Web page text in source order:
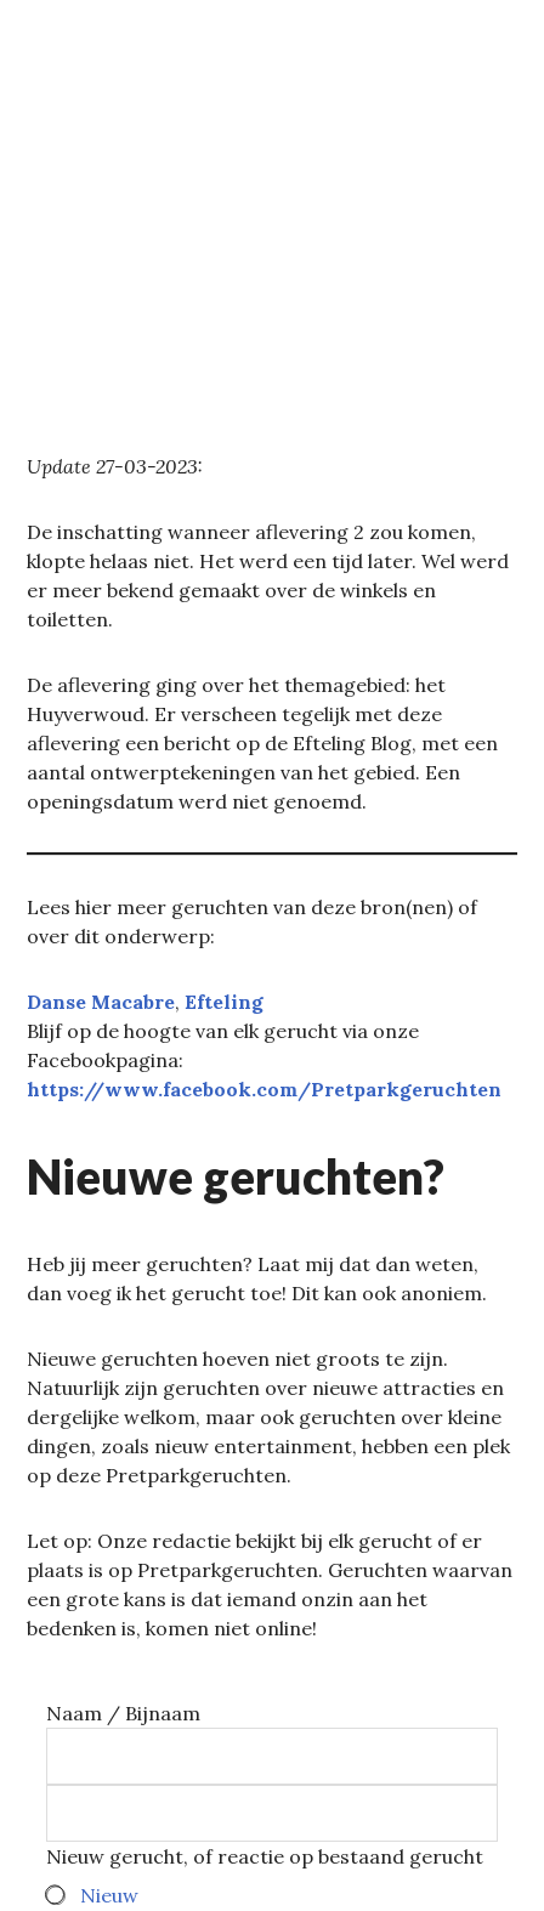
Update 27-03-2023:
De inschatting wanneer aflevering 2 zou komen,
klopte helaas niet. Het werd een tijd later. Wel werd
er meer bekend gemaakt over de winkels en
toiletten.
De aflevering ging over het themagebied: het
Huyverwoud. Er verscheen tegelijk met deze
aflevering een bericht op de Efteling Blog, met een
aantal ontwerptekeningen van het gebied. Een
openingsdatum werd niet genoemd.
Lees hier meer geruchten van deze bron(nen) of
over dit onderwerp:
Danse Macabre, Efteling
Blijf op de hoogte van elk gerucht via onze
Facebookpagina:
https://www.facebook.com/Pretparkgeruchten
Nieuwe geruchten?
Heb jij meer geruchten? Laat mij dat dan weten,
dan voeg ik het gerucht toe! Dit kan ook anoniem.
Nieuwe geruchten hoeven niet groots te zijn.
Natuurlijk zijn geruchten over nieuwe attracties en
dergelijke welkom, maar ook geruchten over kleine
dingen, zoals nieuw entertainment, hebben een plek
op deze Pretparkgeruchten.
Let op: Onze redactie bekijkt bij elk gerucht of er
plaats is op Pretparkgeruchten. Geruchten waarvan
een grote kans is dat iemand onzin aan het
bedenken is, komen niet online!
Naam / Bijnaam
Nieuw gerucht, of reactie op bestaand gerucht
Nieuw